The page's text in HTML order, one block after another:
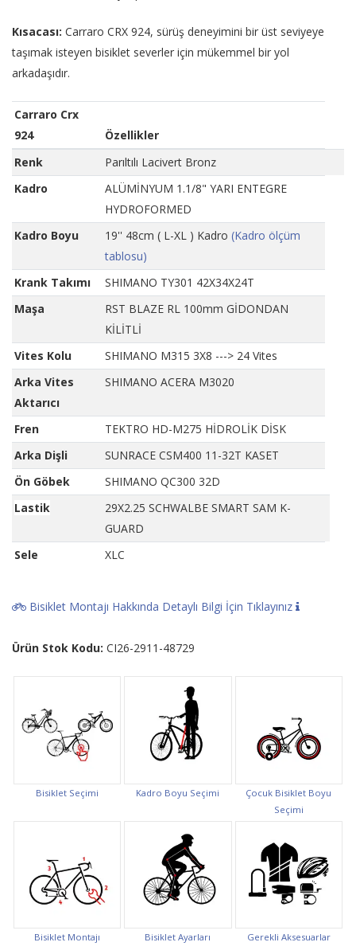
Kısacası: Carraro CRX 924, sürüş deneyimini bir üst seviyeye
taşımak isteyen bisiklet severler için mükemmel bir yol
arkadaşıdır.
Carraro Crx
924
Özellikler
Renk
Parıltılı Lacivert Bronz
Kadro
ALÜMİNYUM 1.1/8" YARI ENTEGRE
HYDROFORMED
Kadro Boyu
19'' 48cm ( L-XL ) Kadro (Kadro ölçüm
tablosu)
Krank Takımı
SHIMANO TY301 42X34X24T
Maşa
RST BLAZE RL 100mm GİDONDAN
KİLİTLİ
Vites Kolu
SHIMANO M315 3X8 ---> 24 Vites
Arka Vites
Aktarıcı
SHIMANO ACERA M3020
Fren
TEKTRO HD-M275 HİDROLİK DİSK
Arka Dişli
SUNRACE CSM400 11-32T KASET
Ön Göbek
SHIMANO QC300 32D
Lastik
29X2.25 SCHWALBE SMART SAM K-
GUARD
Sele
XLC
Bisiklet Montajı Hakkında Detaylı Bilgi İçin Tıklayınız
Ürün Stok Kodu: CI26-2911-48729
Bisiklet Seçimi Kadro Boyu Seçimi
Çocuk Bisiklet Boyu
Seçimi
Bisiklet Montajı Bisiklet Ayarları Gerekli Aksesuarlar